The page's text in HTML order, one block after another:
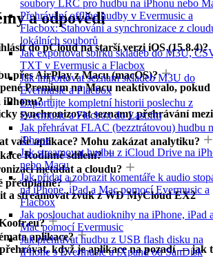
soubory LRC pro hudbu na iPhonu nebo
Přehrávání offline hudby v Evermusic a
Flacbox: Stahování a synchronizace z
lokálních souborů
Jak exportovat sbírku skladeb do M3U,
TXT v Evermusic a Flacbox
Jak importovat seznam skladeb M3U do
Evermusic a Flacbox
Exportujte kompletní historii poslechu z
Evermusic a Flacbox do Last.fm
Jak přehrávat FLAC (bezztrátovou) hudbu
iPhone
Jak streamovat hudbu z iCloud Drive na
nebo Macu
Jak přidat a zobrazit komentáře k audio
na iPhone, iPad a Mac pomocí Evermusic a
Flacbox
Jak poslouchat audioknihy na iPhone, iPad
Mac pomocí Evermusic
Jak přehrávat hudbu z USB flash disku na
iPhone s Evermusic a iXpand od SanDisk
a odpovědi
do pCloud na starší verzi iOS (15.8.4)?
přes AirPlay z Macu (macOS)?
Premium na Macu neaktivovalo, pokud
iPhonu?
synchronizovat seznamy přehrávání mezi
vaše aplikace? Mohu zakázat analytiku?
Rodinné sdílení?
metadat a cloudu?
předplatné?
a streamovat zvuk z WD MyCloud EX2
aplikace?
když je aplikace na pozadí — jak